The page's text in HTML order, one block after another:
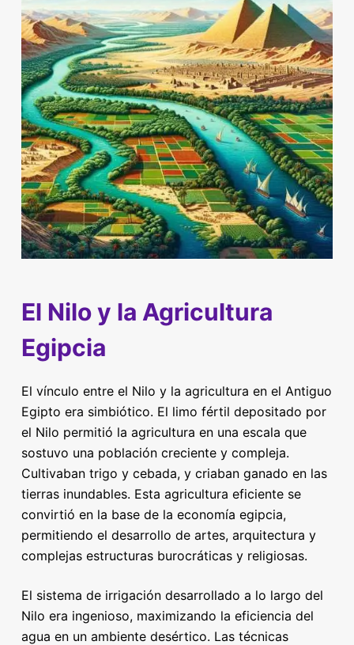
El Nilo y la Agricultura
Egipcia
El vínculo entre el Nilo y la agricultura en el Antiguo
Egipto era simbiótico. El limo fértil depositado por
el Nilo permitió la agricultura en una escala que
sostuvo una población creciente y compleja.
Cultivaban trigo y cebada, y criaban ganado en las
tierras inundables. Esta agricultura eficiente se
convirtió en la base de la economía egipcia,
permitiendo el desarrollo de artes, arquitectura y
complejas estructuras burocráticas y religiosas.
El sistema de irrigación desarrollado a lo largo del
Nilo era ingenioso, maximizando la eficiencia del
agua en un ambiente desértico. Las técnicas